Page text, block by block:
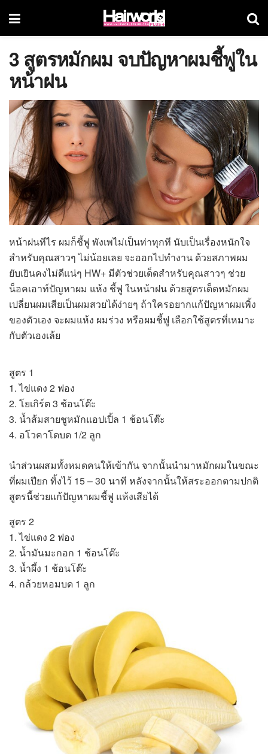
3 สูตรหมักผม จบปัญหาผมชี้ฟูใน
หน้าฝน
หน้าฝนทีไร ผมก็ชี้ฟู พังเพไม่เป็นท่าทุกที นับเป็นเรื่องหนักใจ
สำหรับคุณสาวๆ ไม่น้อยเลย จะออกไปทำงาน ด้วยสภาพผม
ยับเยินคงไม่ดีแน่ๆ HW+ มีตัวช่วยเด็ดสำหรับคุณสาวๆ ช่วย
น็อคเอาท์ปัญหาผม แห้ง ชี้ฟู ในหน้าฝน ด้วยสูตรเด็ดหมักผม
เปลี่ยนผมเสียเป็นผมสวยได้ง่ายๆ ถ้าใครอยากแก้ปัญหาผมเพิ้ง
ของตัวเอง จะผมแห้ง ผมร่วง หรือผมชี้ฟู เลือกใช้สูตรที่เหมาะ
กับตัวเองเล้ย
สูตร 1
1. ไข่แดง 2 ฟอง
2. โยเกิร์ต 3 ช้อนโต๊ะ
3. น้ำส้มสายชูหมักแอปเปิ้ล 1 ช้อนโต๊ะ
4. อโวคาโดบด 1/2 ลูก
นำส่วนผสมทั้งหมดคนให้เข้ากัน จากนั้นนำมาหมักผมในขณะ
ที่ผมเปียก ทิ้งไว้ 15 – 30 นาที หลังจากนั้นให้สระออกตามปกติ
สูตรนี้ช่วยแก้ปัญหาผมชี้ฟู แห้งเสียได้
สูตร 2
1. ไข่แดง 2 ฟอง
2. น้ำมันมะกอก 1 ช้อนโต๊ะ
3. น้ำผึ้ง 1 ช้อนโต๊ะ
4. กล้วยหอมบด 1 ลูก